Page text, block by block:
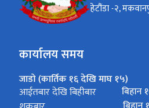
हेटौंडा -२,
कार्यालय समय
जाडो (कार्तिक १६ देखि माघ १५)
आईतबार देखि बिहीबार